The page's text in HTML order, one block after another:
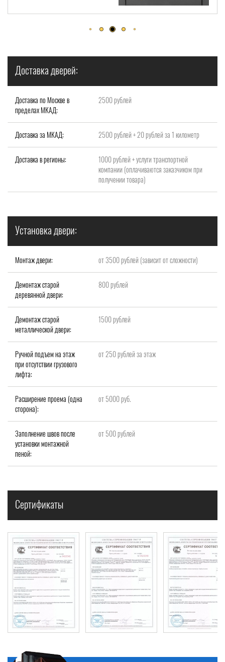
Доставка дверей:
Доставка по Москве в
пределах МКАД:
2500 рублей
Доставка за МКАД: 2500 рублей + 20 рублей за 1 километр
Доставка в регионы:
1000 рублей + услуги транспортной
компании (оплачиваются заказчиком при
получении товара)
Установка двери:
Монтаж двери: от 3500 рублей (зависит от сложности)
Демонтаж старой
деревянной двери:
800 рублей
Демонтаж старой
металлической двери:
1500 рублей
Ручной подъем на этаж
при отсутствии грузового
лифта:
от 250 рублей за этаж
Расширение проема (одна
сторона):
от 5000 руб.
Заполнение швов после
установки монтажной
пеной:
от 500 рублей
Сертификаты